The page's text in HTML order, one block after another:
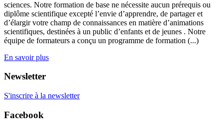
sciences. Notre formation de base ne nécessite aucun prérequis ou
diplôme scientifique excepté l’envie d’apprendre, de partager et
d’élargir votre champ de connaissances en matière d’animations
scientifiques, destinées à un public d’enfants et de jeunes . Notre
équipe de formateurs a conçu un programme de formation (...)
En savoir plus
Newsletter
S'inscrire à la newsletter
Facebook